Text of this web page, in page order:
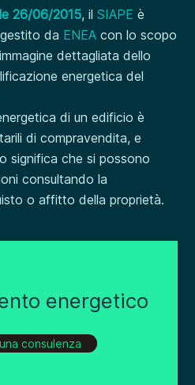
26/06/2015, ilSIAPE è
da ENEA con lo scopo
dettagliata dello
energetica del
di un edificio è
di compravendita, e
significa che si possono
consultando la
o affitto della proprietà.
energetico
consulenza